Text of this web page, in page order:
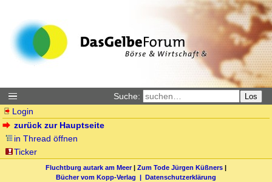
Suche: Los
Login
zurück zur Hauptseite
in Thread öffnen
Ticker
Fluchtburg autark am Meer| Zum Tode Jürgen Küßners |
Bücher vom Kopp-Verlag | Datenschutzerklärung